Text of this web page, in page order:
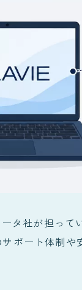
タ社が担って
ポート体制や